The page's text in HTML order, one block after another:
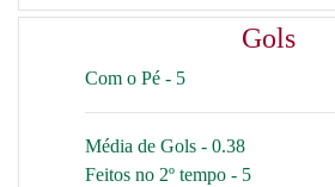
Gols
Com o Pé - 5
Média de Gols - 0.38
Feitos no 2º tempo - 5